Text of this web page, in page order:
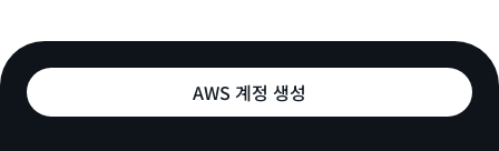
AWS 계정 생성